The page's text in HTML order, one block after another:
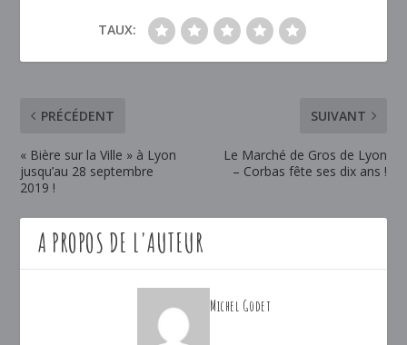
TAUX:
PRÉCÉDENT
« Bière sur la Ville » à Lyon
jusqu’au 28 septembre
2019 !
SUIVANT
Le Marché de Gros de Lyon
– Corbas fête ses dix ans !
A PROPOS DE L'AUTEUR
Michel Godet